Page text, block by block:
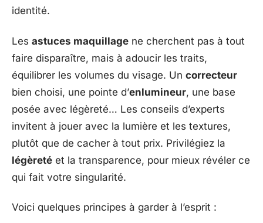
identité.
Les astuces maquillage ne cherchent pas à tout
faire disparaître, mais à adoucir les traits,
équilibrer les volumes du visage. Un correcteur
bien choisi, une pointe d’enlumineur, une base
posée avec légèreté… Les conseils d’experts
invitent à jouer avec la lumière et les textures,
plutôt que de cacher à tout prix. Privilégiez la
légèreté et la transparence, pour mieux révéler ce
qui fait votre singularité.
Voici quelques principes à garder à l’esprit :